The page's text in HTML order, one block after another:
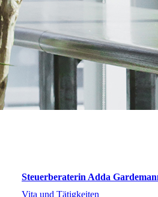
Steuerberaterin Adda
Vita und Tätigkeiten